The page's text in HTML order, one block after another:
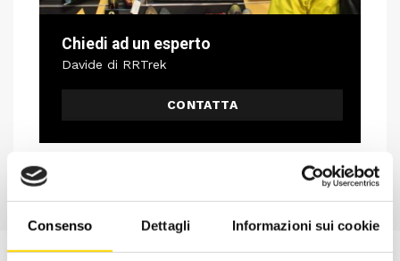
Consenso Dettagli Informazioni sui cookie
Chiedi ad un esperto
Davide di RRTrek
CONTATTA